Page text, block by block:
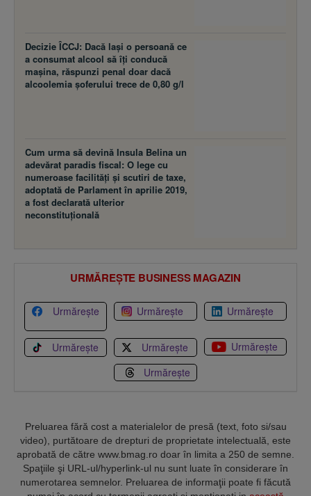
Decizie ÎCCJ: Dacă laşi o persoană ce
a consumat alcool să îţi conducă
maşina, răspunzi penal doar dacă
alcoolemia şoferului trece de 0,80 g/l
Cum urma să devină Insula Belina un
adevărat paradis fiscal: O lege cu
numeroase facilităţi şi scutiri de taxe,
adoptată de Parlament în aprilie 2019,
a fost declarată ulterior
neconstituţională
URMĂREȘTE BUSINESS MAGAZIN
Urmărește Urmărește Urmărește
Urmărește Urmărește
Urmărește
Urmărește
Preluarea fără cost a materialelor de presă (text, foto si/sau
video), purtătoare de drepturi de proprietate intelectuală, este
aprobată de către www.bmag.ro doar în limita a 250 de semne.
Spaţiile şi URL-ul/hyperlink-ul nu sunt luate în considerare în
numerotarea semnelor. Preluarea de informaţii poate fi făcută